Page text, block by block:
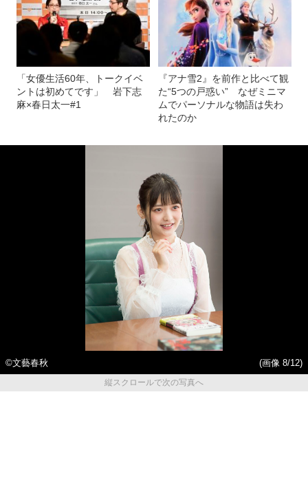
「女優生活60年、トークイベ
ントは初めてです」 岩下志
麻×春日太一#1
『アナ雪2』を前作と比べて観
た“5つの戸惑い” なぜミニマ
ムでパーソナルな物語は失わ
れたのか
©文藝春秋
(画像 8/12)
縦スクロールで次の写真へ